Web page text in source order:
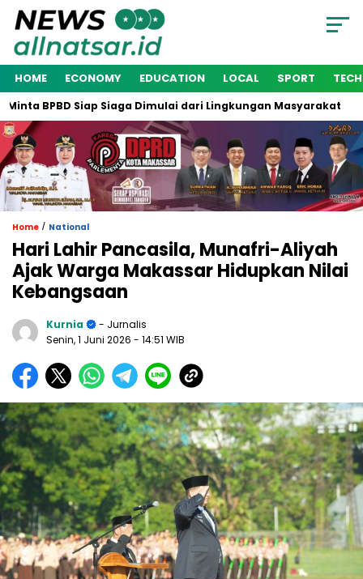
HOME ECONOMY EDUCATION LOCAL SPORT
BPBD Siap Siaga Dimulai dari Lingkungan Masyarakat
Home / National
Hari Lahir Pancasila, Munafri-Aliyah
Ajak Warga Makassar Hidupkan Nilai
Kebangsaan
Kurnia
- Jurnalis
Senin, 1 Juni 2026 - 14:51 WIB